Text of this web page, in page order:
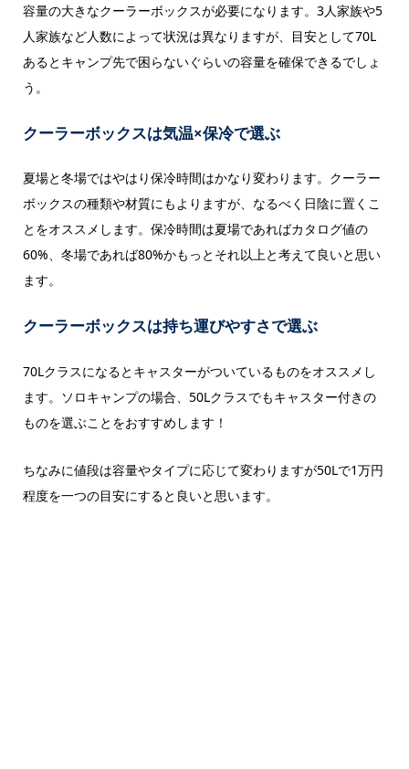
容量の大きなクーラーボックスが必要になります。3人家族や5
人家族など人数によって状況は異なりますが、目安として70L
あるとキャンプ先で困らないぐらいの容量を確保できるでしょ
う。
クーラーボックスは気温×保冷で選ぶ
夏場と冬場ではやはり保冷時間はかなり変わります。クーラー
ボックスの種類や材質にもよりますが、なるべく日陰に置くこ
とをオススメします。保冷時間は夏場であればカタログ値の
60%、冬場であれば80%かもっとそれ以上と考えて良いと思い
ます。
クーラーボックスは持ち運びやすさで選ぶ
70Lクラスになるとキャスターがついているものをオススメし
ます。ソロキャンプの場合、50Lクラスでもキャスター付きの
ものを選ぶことをおすすめします！
ちなみに値段は容量やタイプに応じて変わりますが50Lで1万円
程度を一つの目安にすると良いと思います。